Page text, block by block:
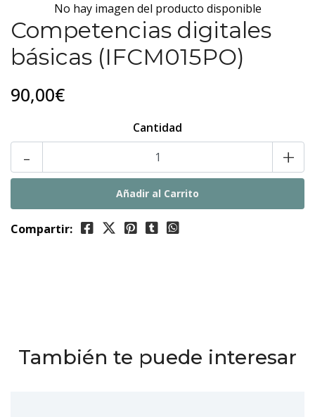
No hay imagen del producto disponible
Competencias digitales
básicas (IFCM015PO)
90,00€
Cantidad
- +
Compartir:
También te puede interesar